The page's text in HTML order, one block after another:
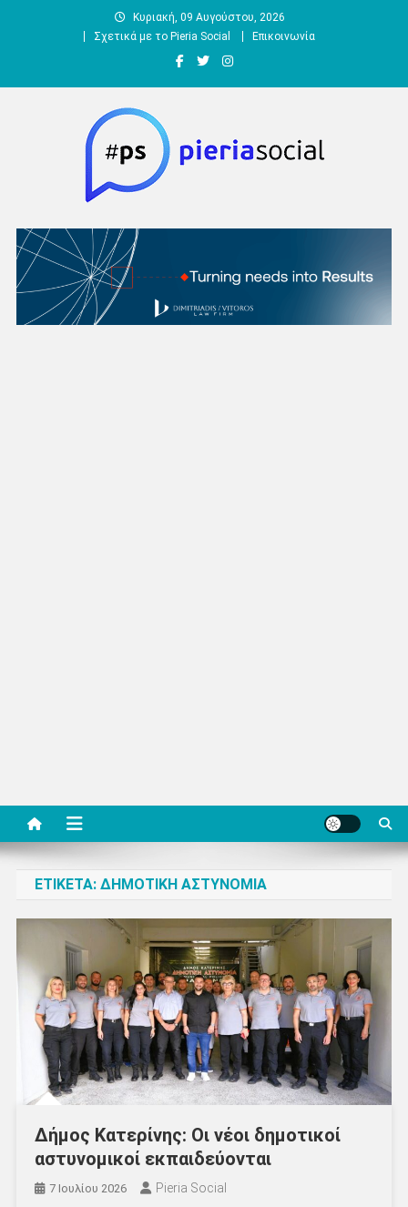
Κυριακή, 09 Αυγούστου, 2026
Σχετικά με το Pieria Social
Επικοινωνία
Pieria Social
ΕΤΙΚΈΤΑ: ΔΗΜΟΤΙΚΉ ΑΣΤΥΝΟΜΊΑ
Δήμος Κατερίνης: Οι νέοι δημοτικοί
αστυνομικοί εκπαιδεύονται
7 Ιουλίου 2026 Pieria Social